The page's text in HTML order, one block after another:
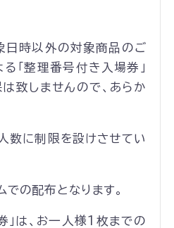
日時以外の対象商品のご
「整理番号付き入場券」
致しませんので、あらか
数に制限を設けさせてい
の配布となります。
は、お一人様1枚までの